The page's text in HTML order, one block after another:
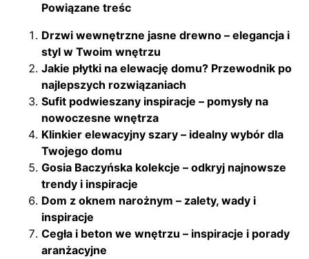
Powiązane treśc
Drzwi wewnętrzne jasne drewno – elegancja i
styl w Twoim wnętrzu
Jakie płytki na elewację domu? Przewodnik po
najlepszych rozwiązaniach
Sufit podwieszany inspiracje – pomysły na
nowoczesne wnętrza
Klinkier elewacyjny szary – idealny wybór dla
Twojego domu
Gosia Baczyńska kolekcje – odkryj najnowsze
trendy i inspiracje
Dom z oknem narożnym – zalety, wady i
inspiracje
Cegła i beton we wnętrzu – inspiracje i porady
aranżacyjne